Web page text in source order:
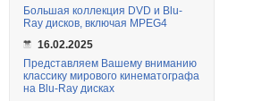
Большая коллекция DVD и Blu-
Ray дисков, включая MPEG4
16.02.2025
Представляем Вашему вниманию
классику мирового кинематографа
на Blu-Ray дисках